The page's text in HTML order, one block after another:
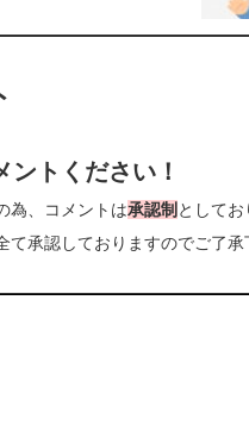
ントください！
為、コメントは承認制 としてお
て承認しておりますのでご了承